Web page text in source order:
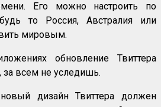
Его можно настроить по
то Россия, Австралия или
мировым.
обновление Твиттера
за всем не уследишь.
дизайн Твиттера должен